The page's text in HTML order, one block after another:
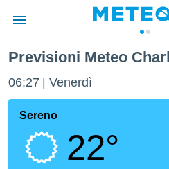
di
per
Previsioni Meteo
06:27 Venerdì
Sereno
22°